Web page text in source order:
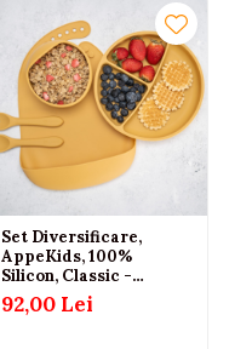
Set Diversificare,
AppeKids, 100%
Silicon, Classic -
GALBEN
92,00 Lei